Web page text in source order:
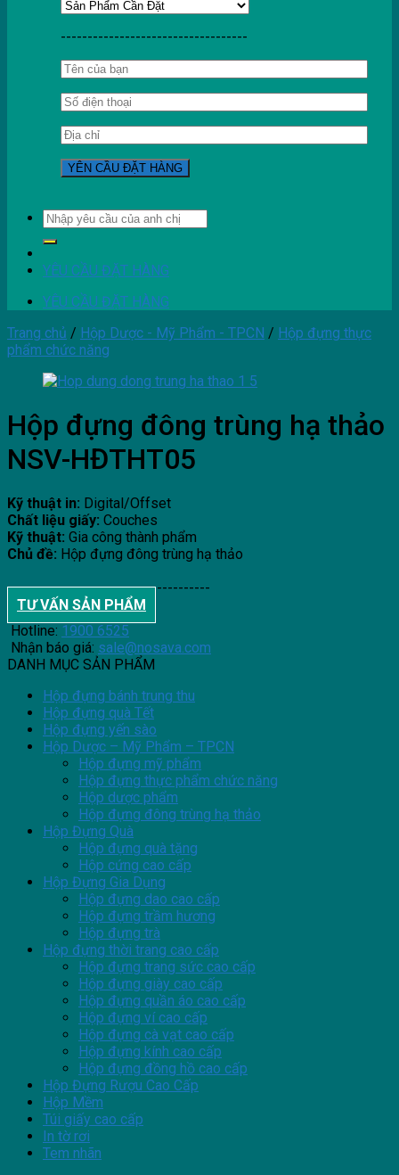
-----------------------------------
Tìm
kiếm:
YÊU CẦU ĐẶT HÀNG
YÊU CẦU ĐẶT HÀNG
Trang chủ / Hộp Dược - Mỹ Phẩm - TPCN / Hộp đựng thực
phẩm chức năng
Hộp đựng đông trùng hạ thảo
NSV-HĐTHT05
Kỹ thuật in: Digital/Offset
Chất liệu giấy: Couches
Kỹ thuật: Gia công thành phẩm
Chủ đề: Hộp đựng đông trùng hạ thảo
--------------------------------------
TƯ VẤN SẢN PHẨM
Hotline: 1900 6525
Nhận báo giá: sale@nosava.com
DANH MỤC SẢN PHẨM
Hộp đựng bánh trung thu
Hộp đựng quà Tết
Hộp đựng yến sào
Hộp Dược – Mỹ Phẩm – TPCN
Hộp đựng mỹ phẩm
Hộp đựng thực phẩm chức năng
Hộp dược phẩm
Hộp đựng đông trùng hạ thảo
Hộp Đựng Quà
Hộp đựng quà tặng
Hộp cứng cao cấp
Hộp Đựng Gia Dụng
Hộp đựng dao cao cấp
Hộp đựng trầm hương
Hộp đựng trà
Hộp đựng thời trang cao cấp
Hộp đựng trang sức cao cấp
Hộp đựng giày cao cấp
Hộp đựng quần áo cao cấp
Hộp đựng ví cao cấp
Hộp đựng cà vạt cao cấp
Hộp đựng kính cao cấp
Hộp đựng đồng hồ cao cấp
Hộp Đựng Rượu Cao Cấp
Hộp Mềm
Túi giấy cao cấp
In tờ rơi
Tem nhãn